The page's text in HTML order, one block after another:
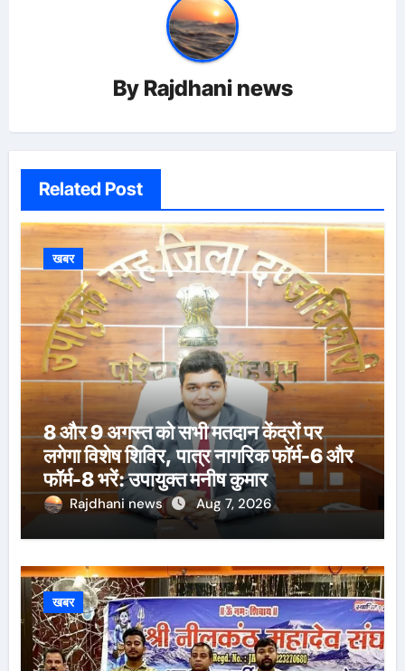
By Rajdhani news
Related Post
खबर
8 और 9 अगस्त को सभी मतदान केंद्रों पर
लगेगा विशेष शिविर, पात्र नागरिक फॉर्म-6 और
फॉर्म-8 भरें: उपायुक्त मनीष कुमार
Rajdhani news Aug 7, 2026
खबर